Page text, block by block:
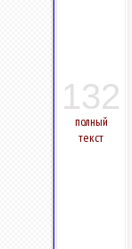
132
полный
текст